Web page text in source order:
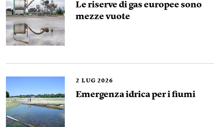
Le riserve di gas europee sono
mezze vuote
2 LUG 2026
Emergenza idrica per i fiumi